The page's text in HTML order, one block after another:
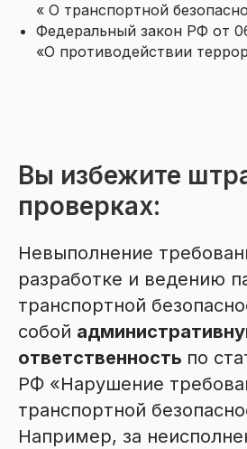
« О транспортной
Федеральный закон РФ от
«О противодействии
Вы избежите
проверках:
Невыполнение
разработке и ведению
транспортной
собой
ответственность по
РФ «Нарушение
транспортной
Например, за